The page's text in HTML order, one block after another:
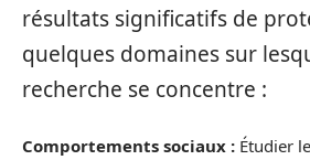
résultats significatifs de
quelques domaines sur
recherche se concentre :
Comportements sociaux : Étudier